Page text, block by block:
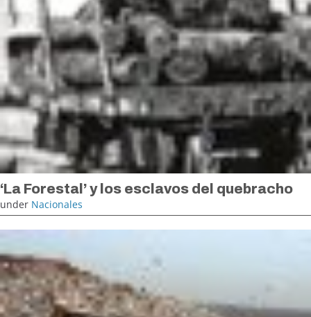
‘La Forestal’ y los esclavos del quebracho
under Nacionales